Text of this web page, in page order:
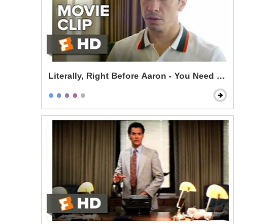
Literally, Right Before Aaron - You Need a Date